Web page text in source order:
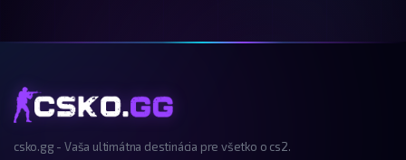
csko.gg - Vaša ultimátna destinácia pre všetko o cs2.